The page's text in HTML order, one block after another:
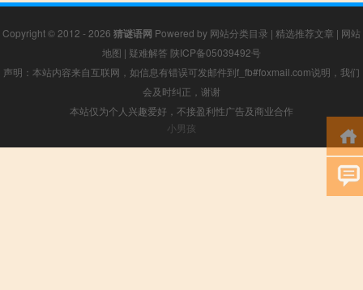
Copyright © 2012 - 2026 猜谜语网 Powered by 网站分类目录 | 精选推荐文章 | 网站
地图 | 疑难解答 陕ICP备05039492号
声明：本站内容来自互联网，如信息有错误可发邮件到f_fb#foxmail.com说明，我们
会及时纠正，谢谢
本站仅为个人兴趣爱好，不接盈利性广告及商业合作
小男孩